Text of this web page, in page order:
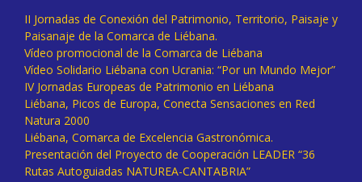
II Jornadas de Conexión del Patrimonio, Territorio, Paisaje y
Paisanaje de la Comarca de Liébana.
Vídeo promocional de la Comarca de Liébana
Vídeo Solidario Liébana con Ucrania: “Por un Mundo Mejor”
IV Jornadas Europeas de Patrimonio en Liébana
Liébana, Picos de Europa, Conecta Sensaciones en Red
Natura 2000
Liébana, Comarca de Excelencia Gastronómica.
Presentación del Proyecto de Cooperación LEADER “36
Rutas Autoguiadas NATUREA-CANTABRIA”